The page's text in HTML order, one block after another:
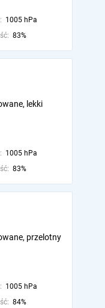
1005 hPa
83%
lekki
1005 hPa
83%
przelotny
1005 hPa
84%